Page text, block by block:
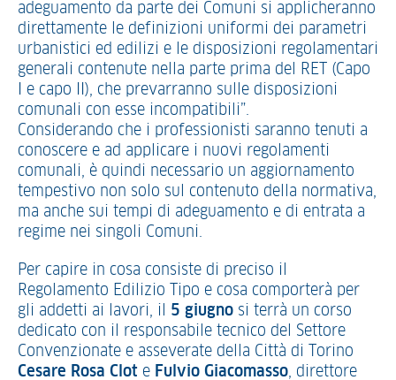
adeguamento da parte dei Comuni si applicheranno
direttamente le definizioni uniformi dei parametri
urbanistici ed edilizi e le disposizioni regolamentari
generali contenute nella parte prima del RET (Capo
I e capo II), che prevarranno sulle disposizioni
comunali con esse incompatibili”.
Considerando che i professionisti saranno tenuti a
conoscere e ad applicare i nuovi regolamenti
comunali, è quindi necessario un aggiornamento
tempestivo non solo sul contenuto della normativa,
ma anche sui tempi di adeguamento e di entrata a
regime nei singoli Comuni.
Per capire in cosa consiste di preciso il
Regolamento Edilizio Tipo e cosa comporterà per
gli addetti ai lavori, il 5 giugno si terrà un corso
dedicato con il responsabile tecnico del Settore
Convenzionate e asseverate della Città di Torino
Cesare Rosa Clot e Fulvio Giacomasso, direttore